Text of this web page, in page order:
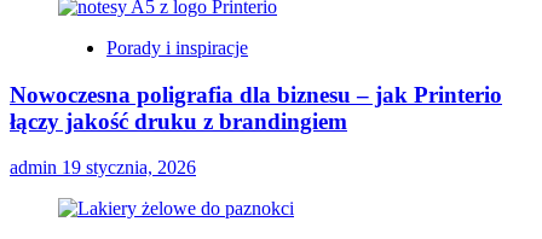
Porady i inspiracje
Nowoczesna poligrafia dla biznesu – jak Printerio
łączy jakość druku z brandingiem
admin 19 stycznia, 2026